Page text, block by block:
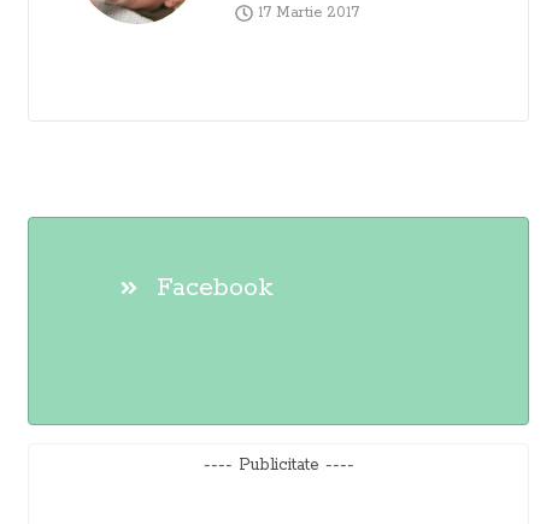
17 Martie 2017
Facebook
---- Publicitate ----